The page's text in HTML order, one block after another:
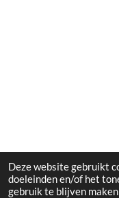
Deze website gebruikt
doeleinden en/of het
gebruik te blijven